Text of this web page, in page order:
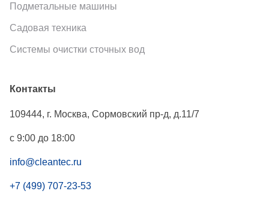
Подметальные машины
Садовая техника
Системы очистки сточных вод
Контакты
109444, г. Москва, Сормовский пр-д, д.11/7
с 9:00 до 18:00
info@cleantec.ru
+7 (499) 707-23-53